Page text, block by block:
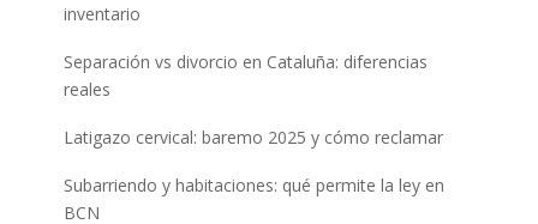
inventario
Separación vs divorcio en Cataluña: diferencias
reales
Latigazo cervical: baremo 2025 y cómo reclamar
Subarriendo y habitaciones: qué permite la ley en
BCN